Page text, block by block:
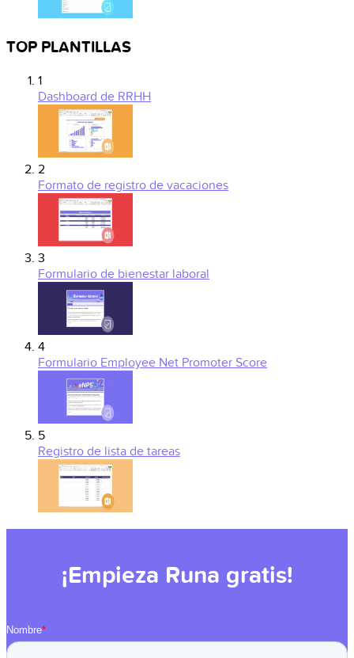
TOP PLANTILLAS
1
Dashboard de RRHH
2
Formato de registro de vacaciones
3
Formulario de bienestar laboral
4
Formulario Employee Net Promoter Score
5
Registro de lista de tareas
¡Empieza Runa gratis!